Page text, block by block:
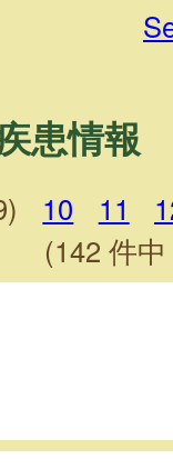
患情報
10 11
(142 件